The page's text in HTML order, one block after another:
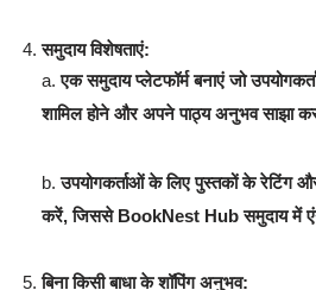
समुदाय विशेषताएं:
a.एक समुदाय प्लेटफॉर्म बनाएं जो
शामिल होने और अपने पाठ्य अनुभव साझा
b.उपयोगकर्ताओं के लिए पुस्तकों के रेटिंग
करें, जिससे BookNest Hub समुदाय में
बिना किसी बाधा के शॉपिंग अनुभव: